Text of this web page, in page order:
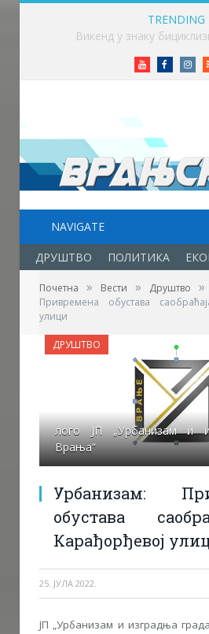
TRENDING
YoutubeFacebook
NAVIGATE
ДРУШТВО ПОЛИТИКА
Почетна » Вести » Друштво »
Привремена обустава
улици
лого ЈП „Урбанизам и
Врања“
Урбанизам:
обустава
Карађорђевој
25. ЈУЛА 2022.
ДРУШТВО
ЈП „Урбанизам и изградња